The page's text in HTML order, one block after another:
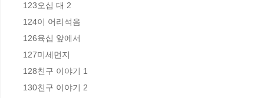
123오십 대 2
124이 어리석음
126육십 앞에서
127미세먼지
128친구 이야기 1
130친구 이야기 2